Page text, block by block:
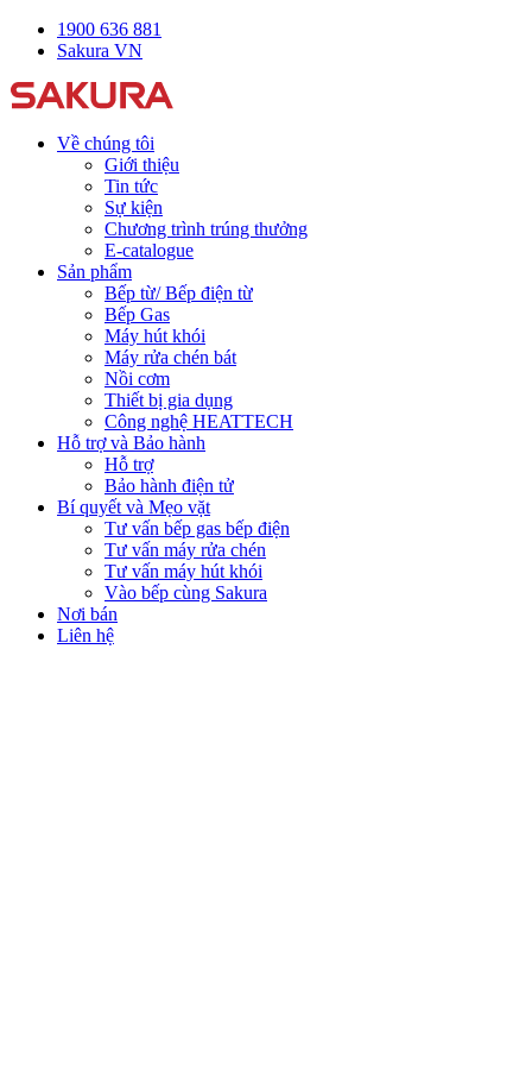
1900 636 881
Sakura VN
Về chúng tôi
Giới thiệu
Tin tức
Sự kiện
Chương trình trúng thưởng
E-catalogue
Sản phẩm
Bếp từ/ Bếp điện từ
Bếp Gas
Máy hút khói
Máy rửa chén bát
Nồi cơm
Thiết bị gia dụng
Công nghệ HEATTECH
Hỗ trợ và Bảo hành
Hỗ trợ
Bảo hành điện tử
Bí quyết và Mẹo vặt
Tư vấn bếp gas bếp điện
Tư vấn máy rửa chén
Tư vấn máy hút khói
Vào bếp cùng Sakura
Nơi bán
Liên hệ